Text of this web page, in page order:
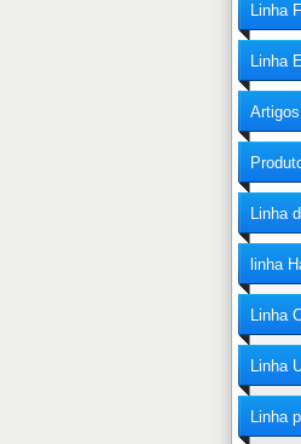
Linha
Linha
Linha
linha
Linha
Linha
Linha